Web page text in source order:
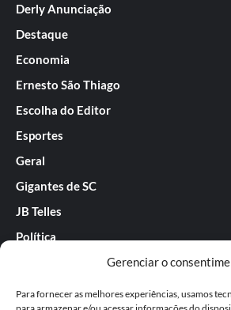
Gerenciar o
Para fornecer as melhores experiências, usamos
Derly Anunciação
Destaque
Economia
Ernesto São Thiago
Escolha do Editor
Esportes
Geral
Gigantes de SC
JB Telles
Política
Rafael Guarnieri